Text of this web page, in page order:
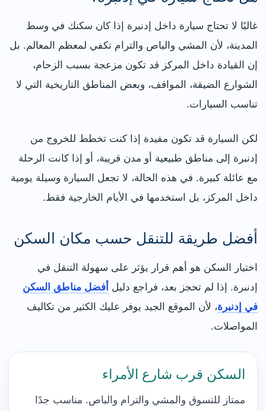
غالبًا لا تحتاج سيارة داخل إدنبرة إذا كان سكنك في وسط
المدينة، لأن المشي والباص والترام تكفي لمعظم المعالم. بل
إن القيادة داخل المركز قد تكون مزعجة بسبب الزحام،
الشوارع الضيقة، المواقف، وبعض المناطق التاريخية التي لا
تناسب السيارات.
لكن السيارة قد تكون مفيدة إذا كنت تخطط للخروج من
إدنبرة إلى مناطق طبيعية أو مدن قريبة، أو إذا كانت الرحلة
مع عائلة كبيرة. في هذه الحالة، لا تجعل السيارة وسيلة يومية
داخل المركز، بل استخدمها في الأيام الخارجية فقط.
أفضل طريقة للتنقل حسب مكان السكن
اختيار السكن هو أهم قرار يؤثر على سهولة التنقل في
إدنبرة. إذا لم تحجز بعد، فراجع دليل أفضل مناطق السكن
في إدنبرة، لأن الموقع الجيد يوفر عليك الكثير من تكاليف
المواصلات.
السكن قرب شارع الأمراء
ممتاز للتسوق والمشي والترام والباص. مناسب جدًا